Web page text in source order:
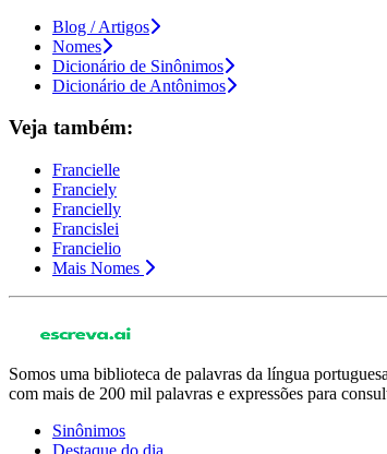
Blog / Artigos
Nomes
Dicionário de Sinônimos
Dicionário de Antônimos
Veja também:
Francielle
Franciely
Francielly
Francislei
Francielio
Mais Nomes
Somos uma biblioteca de palavras da língua
com mais de 200 mil palavras e expressões para
Sinônimos
Destaque do dia